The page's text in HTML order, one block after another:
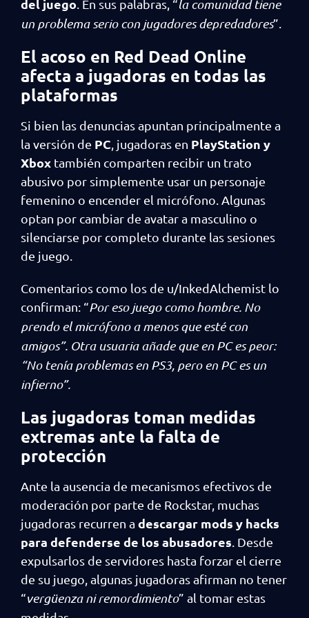
del juego . En sus palabras, “la comunidad tiene
un problema serio con jugadores depredadores”.
El acoso en Red Dead Online
afecta a jugadoras en todas las
plataformas
Si bien las denuncias apuntan principalmente a
la versión de PC , jugadoras en PlayStation y
Xbox también comparten recibir un trato
abusivo por simplemente usar un personaje
femenino o encender el micrófono. Algunas
optan por cambiar de avatar a masculino o
silenciarse por completo durante las sesiones
de juego.
Comentarios como los de u/InkedAlchemist lo
confirman: “Por eso juego como hombre. No
prendo el micrófono a menos que esté con
amigos”. Otra usuaria añade que en PC es peor:
“No tenía problemas en PS3, pero en PC es un
infierno”.
Las jugadoras toman medidas
extremas ante la falta de
protección
Ante la ausencia de mecanismos efectivos de
moderación por parte de Rockstar, muchas
jugadoras recurren a descargar mods y hacks
para defenderse de los abusadores . Desde
expulsarlos de servidores hasta forzar el cierre
de su juego, algunas jugadoras afirman no tener
“vergüenza ni remordimiento” al tomar estas